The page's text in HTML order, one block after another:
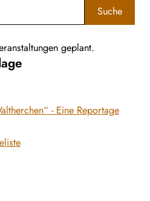
Suche
geplant.
- Eine Reportage